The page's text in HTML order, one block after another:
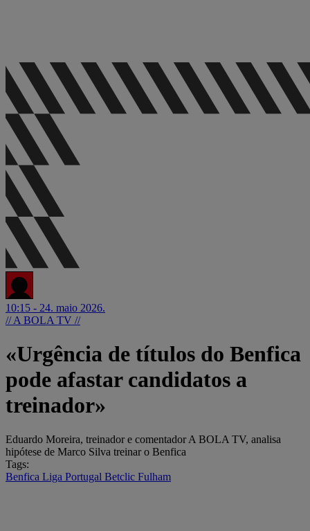
10:15 - 24. maio 2026.
// A BOLA TV //
«Urgência de títulos do Benfica
pode afastar candidatos a
treinador»
Eduardo Moreira, treinador e comentador A BOLA TV, analisa
hipótese de Marco Silva treinar o Benfica
Tags:
Benfica Liga Portugal Betclic Fulham